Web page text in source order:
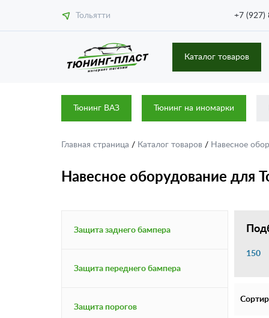
Тольятти +7 (927)
Каталог товаров
Тюнинг ВАЗ Тюнинг на иномарки
Главная страница / Каталог товаров / Навесное
Навесное оборудование для
Защита заднего бампера
Защита переднего бампера
Защита порогов
150